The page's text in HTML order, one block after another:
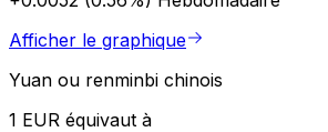
Afficher le graphique
Yuan ou renminbi chinois
1 EUR équivaut à